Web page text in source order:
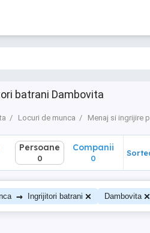
batrani Dambovita
Locuri de munca Menaj si ingrijire
Persoane
0
Companii
0
→ Ingrijitori batrani Dambovita